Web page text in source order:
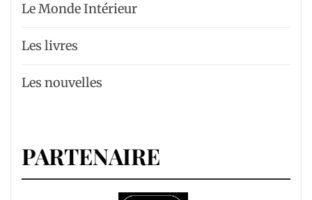
Le Monde Intérieur
Les livres
Les nouvelles
PARTENAIRE